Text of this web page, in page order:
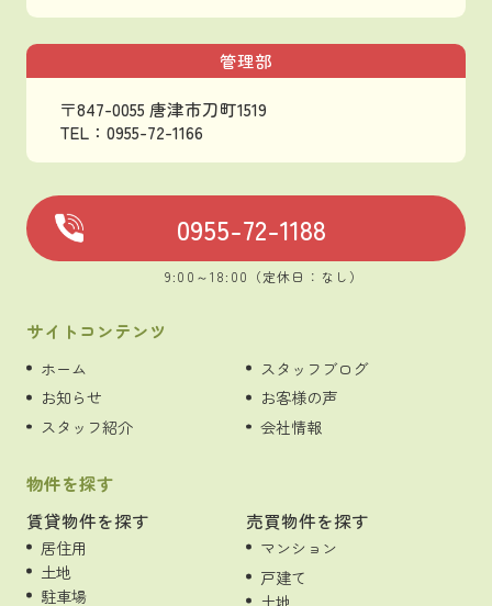
管理部
〒847-0055 唐津市刀町1519
TEL：0955-72-1166
0955-72-1188
9:00～18:00（定休日：なし）
サイトコンテンツ
ホーム
お知らせ
スタッフ紹介
スタッフブログ
お客様の声
会社情報
物件を探す
賃貸物件を探す
居住用
土地
駐車場
売買物件を探す
マンション
戸建て
土地